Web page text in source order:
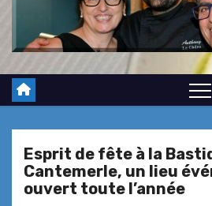
Esprit de fête à la
Cantemerle, un lieu
ouvert toute l’année